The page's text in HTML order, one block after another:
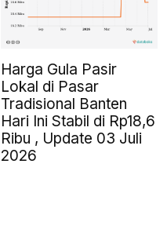
Harga Gula Pasir
Lokal di Pasar
Tradisional Banten
Hari Ini Stabil di Rp18,6
Ribu , Update 03 Juli
2026